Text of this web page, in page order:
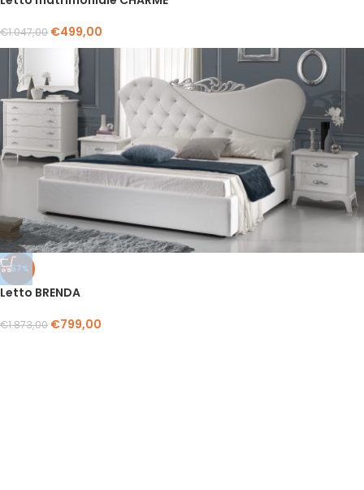
€1.047,00 €499,00
-57%
Letto BRENDA
€1.873,00 €799,00